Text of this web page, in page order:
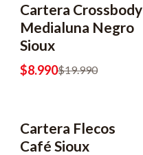
-55% OFF
Cartera Crossbody
Medialuna Negro
Sioux
$8.990$19.990
-41% OFF
Cartera Flecos
Café Sioux